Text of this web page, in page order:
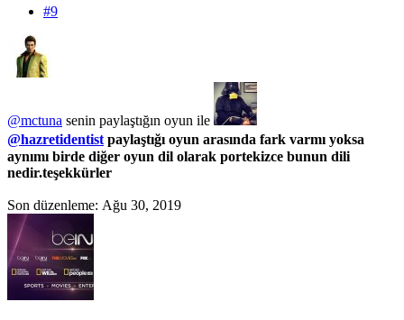
#9
@mctuna senin paylaştığın oyun ile
@hazretidentist paylaştığı oyun arasında fark varmı yoksa
aynımı birde diğer oyun dil olarak portekizce bunun dili
nedir.teşekkürler
Son düzenleme: Ağu 30, 2019